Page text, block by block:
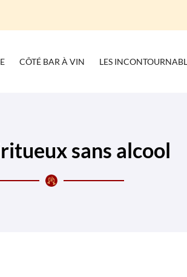
CÔTÉ BAR À VIN LES
sans alcool